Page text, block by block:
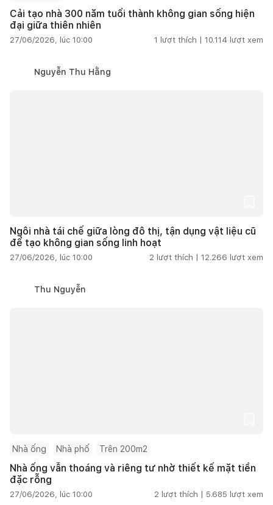
Cải tạo nhà 300 năm tuổi thành không gian sống hiện
đại giữa thiên nhiên
27/06/2026, lúc 10:00 1 lượt thích | 10.114 lượt xem
Nguyễn Thu Hằng
Ngôi nhà tái chế giữa lòng đô thị, tận dụng vật liệu cũ
để tạo không gian sống linh hoạt
27/06/2026, lúc 10:00 2 lượt thích | 12.266 lượt xem
Thu Nguyễn
Nhà ống Nhà phố Trên 200m2
Nhà ống vẫn thoáng và riêng tư nhờ thiết kế mặt tiền
đặc rỗng
27/06/2026, lúc 10:00 2 lượt thích | 5.685 lượt xem